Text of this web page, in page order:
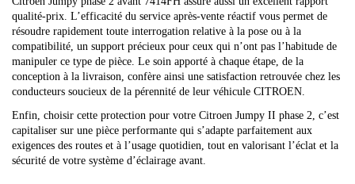
qualité-prix. L’efficacité du service après-vente réactif vous permet de
résoudre rapidement toute interrogation relative à la pose ou à la
compatibilité, un support précieux pour ceux qui n’ont pas l’habitude de
manipuler ce type de pièce. Le soin apporté à chaque étape, de la
conception à la livraison, confère ainsi une satisfaction retrouvée chez les
conducteurs soucieux de la pérennité de leur véhicule CITROEN.
Enfin, choisir cette protection pour votre Citroen Jumpy II phase 2, c’est
capitaliser sur une pièce performante qui s’adapte parfaitement aux
exigences des routes et à l’usage quotidien, tout en valorisant l’éclat et la
sécurité de votre système d’éclairage avant.